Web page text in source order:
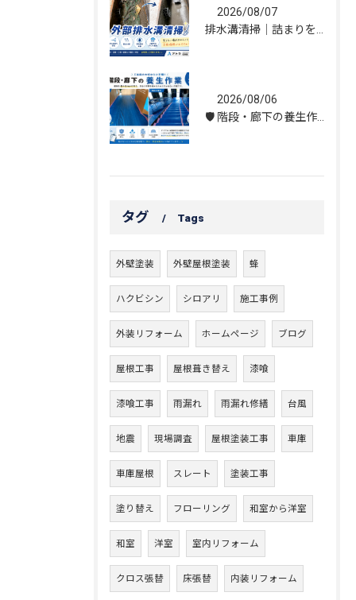
2026/08/07
排水溝清掃｜詰まりを解消し、雨水の流れを改善しました！
2026/08/06
🛡️ 階段・廊下の養生作業｜建物を守る丁寧な保護施工
タグ Tags
外壁塗装 外壁屋根塗装 蜂
ハクビシン シロアリ 施工事例
外装リフォーム ホームページ ブログ
屋根工事 屋根葺き替え 漆喰
漆喰工事 雨漏れ 雨漏れ修繕 台風
地震 現場調査 屋根塗装工事 車庫
車庫屋根 スレート 塗装工事
塗り替え フローリング 和室から洋室
和室 洋室 室内リフォーム
クロス張替 床張替 内装リフォーム